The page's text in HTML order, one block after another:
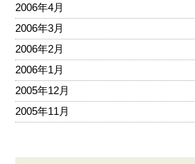
2006年4月
2006年3月
2006年2月
2006年1月
2005年12月
2005年11月